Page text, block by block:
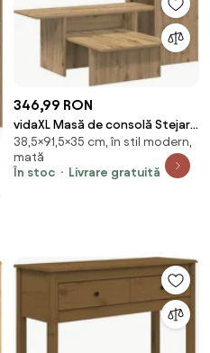
346,99 RON
vidaXL Masă de consolă Stejar
Artizanal 91,5 x 35 x 38,5 cm
38,5×91,5×35 cm, în stil modern,
mată
În stoc
Livrare gratuită